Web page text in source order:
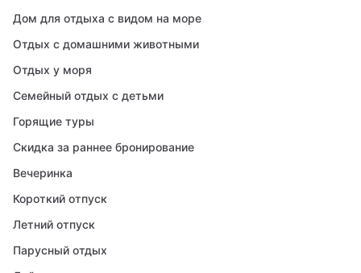
Дом для отдыха с видом на море
Отдых с домашними животными
Отдых у моря
Семейный отдых с детьми
Горящие туры
Скидка за раннее бронирование
Вечеринка
Короткий отпуск
Летний отпуск
Парусный отдых